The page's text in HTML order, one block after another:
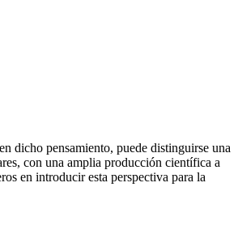
dicho pensamiento, puede distinguirse una
con una amplia producción científica a
en introducir esta perspectiva para la